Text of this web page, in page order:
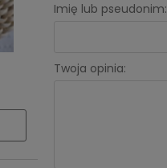
Imię lub pseudonim:
Twoja opinia: